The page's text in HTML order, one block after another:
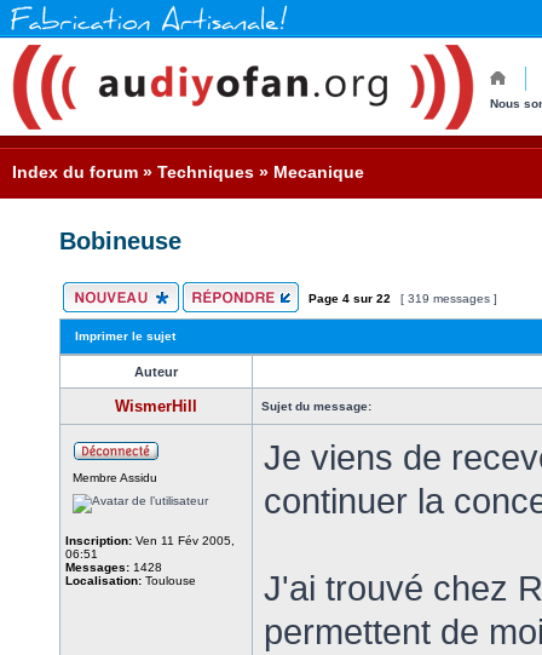
Nous
Index du forum » Techniques » Mecanique
Bobineuse
Page 4 sur 22 [ 319 messages ]
Imprimer le sujet
Auteur
WismerHill Sujet du message:
Membre Assidu
Inscription: Ven 11 Fév 2005,
06:51
Messages: 1428
Localisation: Toulouse
Je viens de
continuer la
J'ai trouvé chez
permettent de